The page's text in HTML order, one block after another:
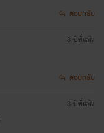
ตอบกลับ
3 ปีที่แล้ว
ตอบกลับ
3 ปีที่แล้ว